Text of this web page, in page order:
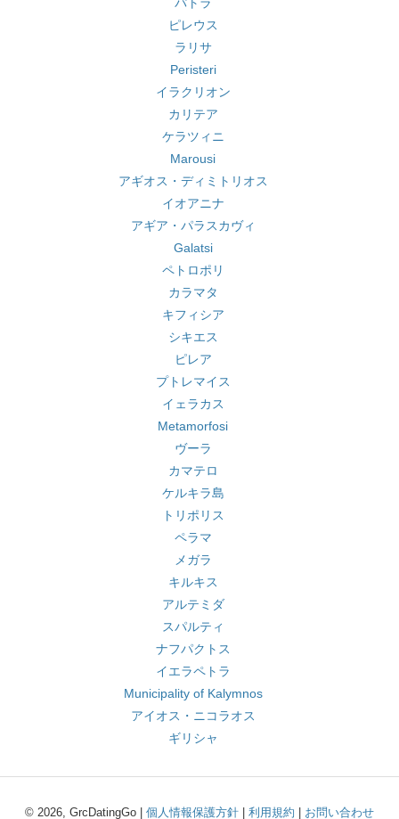
ピレウス
ラリサ
Peristeri
イラクリオン
カリテア
ケラツィニ
Marousi
アギオス・ディミトリオス
イオアニナ
アギア・パラスカヴィ
Galatsi
ペトロポリ
カラマタ
キフィシア
シキエス
ピレア
プトレマイス
イェラカス
Metamorfosi
ヴーラ
カマテロ
ケルキラ島
トリポリス
ペラマ
メガラ
キルキス
アルテミダ
スパルティ
ナフパクトス
イエラペトラ
Municipality of Kalymnos
アイオス・ニコラオス
ギリシャ
© 2026, GrcDatingGo | 個人情報保護方針 利用規約 お問い合わせ